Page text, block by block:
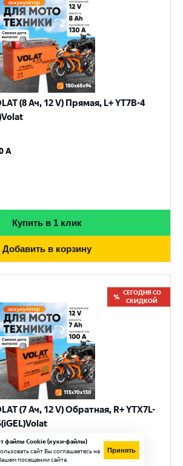
(8 Ач, 12 V) Прямая, L+ YT7B-4
A
Купить в 1 клик
Добавить в корзину
СЕГОДНЯ СО
СКИДКОЙ
(7 Ач, 12 V) Обратная, R+ YTX7L-
A
файлы Cookie (куки-файлы)
сайт Вы соглашаетесь на
посещении сайта.
Принять